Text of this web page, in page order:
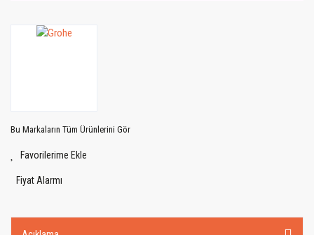
Bu Markaların Tüm Ürünlerini Gör
Fiyat Alarmı